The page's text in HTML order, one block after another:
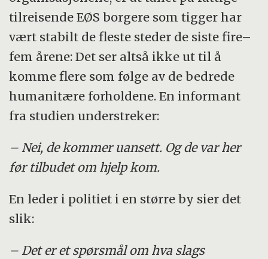
tilreisende EØS borgere som tigger har
vært stabilt de fleste steder de siste fire–
fem årene: Det ser altså ikke ut til å
komme flere som følge av de bedrede
humanitære forholdene. En informant
fra studien understreker:
– Nei, de kommer uansett. Og de var her
før tilbudet om hjelp kom.
En leder i politiet i en større by sier det
slik:
– Det er et spørsmål om hva slags